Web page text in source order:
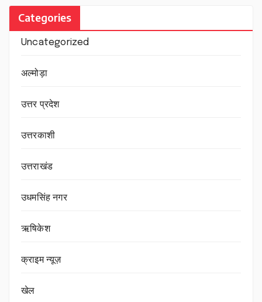
Categories
Uncategorized
अल्मोड़ा
उत्तर प्रदेश
उत्तरकाशी
उत्तराखंड
उधमसिंह नगर
ऋषिकेश
क्राइम न्यूज़
खेल